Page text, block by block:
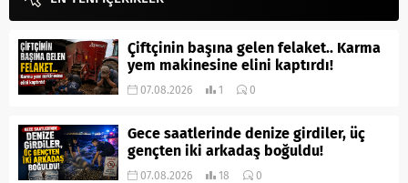
Çiftçinin başına gelen felaket.. Karma
yem makinesine elini kaptırdı!
07.08.2026 1 0
Gece saatlerinde denize girdiler, üç
gençten iki arkadaş boğuldu!
07.08.2026 18 0